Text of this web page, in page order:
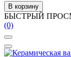
В корзину
БЫСТРЫЙ
(0)